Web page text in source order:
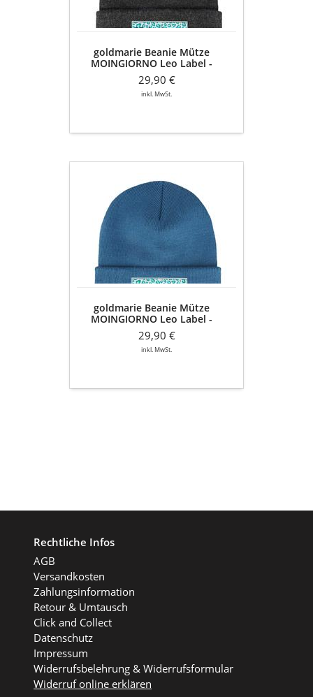
anthrazit-
meliert
goldmarie Beanie Mütze
MOINGIORNO Leo Label -
anthrazit-meliert
29,90 €
inkl. MwSt.
MOINGIORNO
Label
taubenblau
goldmarie Beanie Mütze
MOINGIORNO Leo Label -
taubenblau
29,90 €
inkl. MwSt.
Rechtliche Infos
AGB
Versandkosten
Zahlungsinformation
Retour & Umtausch
Click and Collect
Datenschutz
Impressum
Widerrufsbelehrung & Widerrufsformular
Widerruf online erklären